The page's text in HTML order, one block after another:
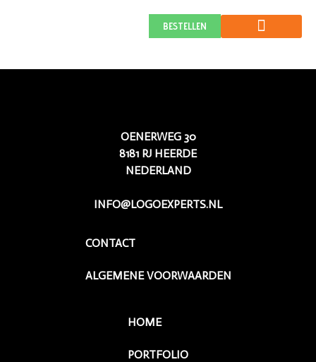
BESTELLEN
SchermGroothandel.nl
OENERWEG 30
8181 RJ HEERDE
NEDERLAND
INFO@LOGOEXPERTS.NL
CONTACT
ALGEMENE VOORWAARDEN
HOME
PORTFOLIO